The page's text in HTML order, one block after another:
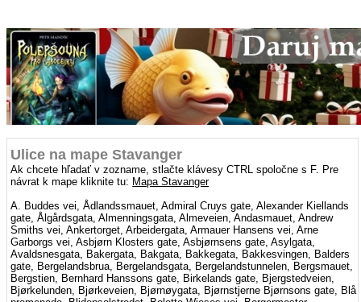
Ulice na mape Stavanger
Ak chcete hľadať v zozname, stlačte klávesy CTRL spoločne s F. Pre
návrat k mape kliknite tu: Mapa Stavanger
A. Buddes vei, Ådlandssmauet, Admiral Cruys gate, Alexander Kiellands
gate, Ålgårdsgata, Almenningsgata, Almeveien, Andasmauet, Andrew
Smiths vei, Ankertorget, Arbeidergata, Armauer Hansens vei, Arne
Garborgs vei, Asbjørn Klosters gate, Asbjørnsens gate, Asylgata,
Avaldsnesgata, Bakergata, Bakgata, Bakkegata, Bakkesvingen, Balders
gate, Bergelandsbrua, Bergelandsgata, Bergelandstunnelen, Bergsmauet,
Bergstien, Bernhard Hanssons gate, Birkelands gate, Bjergstedveien,
Bjørkelunden, Bjørkeveien, Bjørnøygata, Bjørnstjerne Bjørnsons gate, Blå